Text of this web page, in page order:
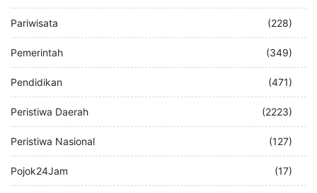
Pariwisata (228)
Pemerintah (349)
Pendidikan (471)
Peristiwa Daerah (2223)
Peristiwa Nasional (127)
Pojok24Jam (17)